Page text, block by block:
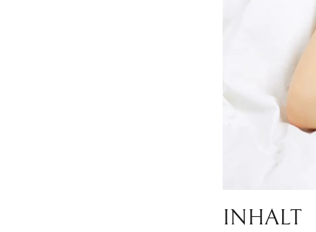
INHALT